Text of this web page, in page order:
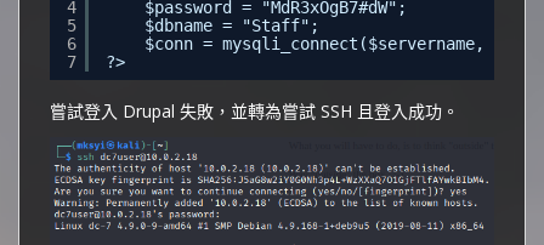
4
5
6
7
$password = "MdR3xOgB7#dW";
$dbname = "Staff";
$conn = mysqli_connect($servername,
?>
嘗試登入 Drupal 失敗，並轉為嘗試 SSH 且登入成功。